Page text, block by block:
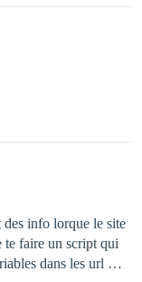
des info lorque le site
te faire un script qui
dans les url …